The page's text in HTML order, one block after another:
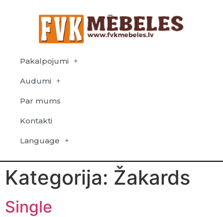
Pakalpojumi
Audumi
Par mums
Kontakti
Language
Kategorija: Žakards
Single